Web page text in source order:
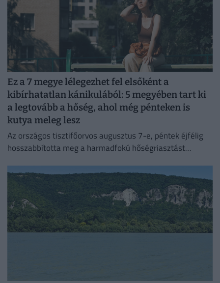
Ez a 7 megye lélegezhet fel elsőként a
kibírhatatlan kánikulából: 5 megyében tart ki
a legtovább a hőség, ahol még pénteken is
kutya meleg lesz
Az országos tisztifőorvos augusztus 7-e, péntek éjfélig
hosszabbította meg a harmadfokú hőségriasztást
fellélegezhetünk.